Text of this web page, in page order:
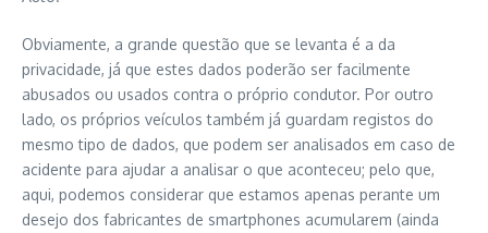
Obviamente, a grande questão que se levanta é a da
privacidade, já que estes dados poderão ser facilmente
abusados ou usados contra o próprio condutor. Por outro
lado, os próprios veículos também já guardam registos do
mesmo tipo de dados, que podem ser analisados em caso de
acidente para ajudar a analisar o que aconteceu; pelo que,
aqui, podemos considerar que estamos apenas perante um
desejo dos fabricantes de smartphones acumularem (ainda